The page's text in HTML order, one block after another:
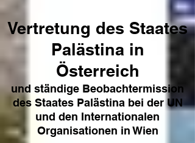
Vertretung des Staates
Palästina in
Österreich
und ständige Beobachtermission
des Staates Palästina bei der UN
und den Internationalen
Organisationen in Wien